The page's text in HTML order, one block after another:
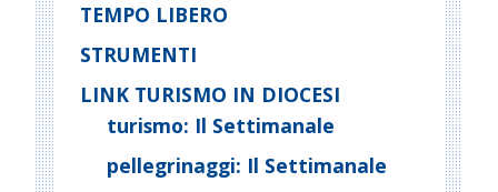
TEMPO LIBERO
STRUMENTI
LINK TURISMO IN DIOCESI
turismo: Il Settimanale
pellegrinaggi: Il Settimanale